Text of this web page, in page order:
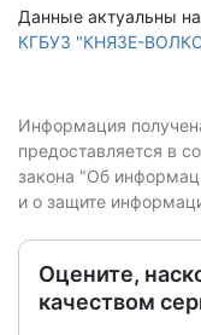
Данные актуальны
КГБУЗ "КНЯЗЕ-
Информация
предоставляется в
закона "Об
и о защите
Оцените,
качеством